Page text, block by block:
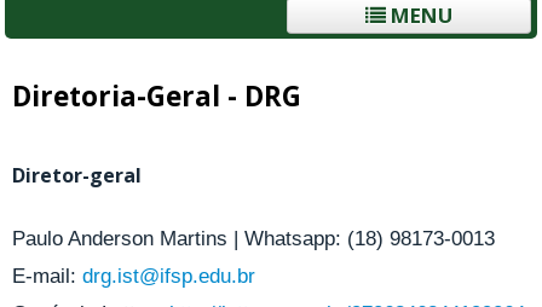
MENU
Diretoria-Geral - DRG
Diretor-geral
Paulo Anderson Martins | Whatsapp: (18) 98173-0013
E-mail: drg.ist@ifsp.edu.br